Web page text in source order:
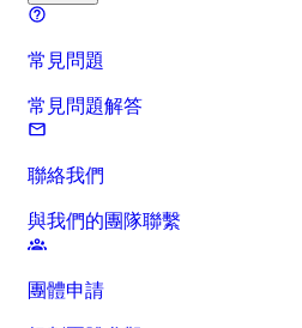
常見問題
常見問題解答
聯絡我們
與我們的團隊聯繫
團體申請